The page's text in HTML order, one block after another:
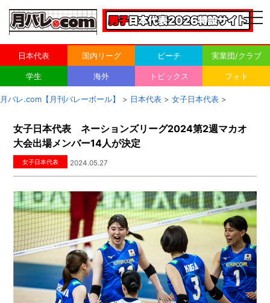
日本代表 国内リーグ ビーチ 実業団/クラブ
学生 海外 トピックス フォト
月バレ.com【月刊バレーボール】 > 日本代表 > 女子日本代表 >
女子日本代表 ネーションズリーグ2024第2週マカオ
大会出場メンバー14人が決定
女子日本代表 2024.05.27